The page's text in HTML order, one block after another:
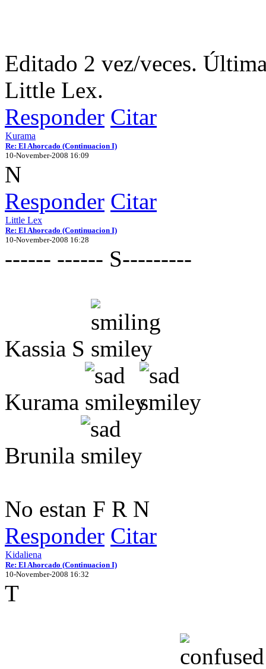
Editado 2 vez/veces.
Little Lex.
Responder Citar
Kurama
Re: El Ahorcado (Continuacion I)
10-November-2008 16:09
N
Responder Citar
Little Lex
Re: El Ahorcado (Continuacion I)
10-November-2008 16:28
------ ------ S---------
Kassia S
Kurama
Brunila
No estan F R N
Responder Citar
Kidaliena
Re: El Ahorcado (Continuacion I)
10-November-2008 16:32
T